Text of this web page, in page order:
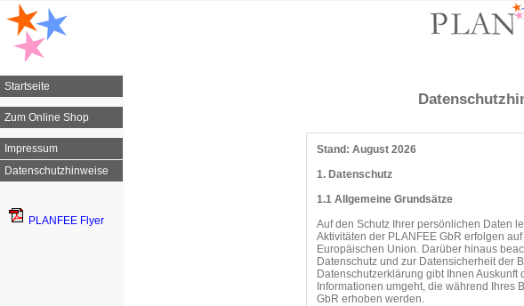
Startseite
Zum Online Shop
Impressum
Datenschutzhinweise
PLANFEE Flyer
Stand: August 2026
1. Datenschutz
1.1 Allgemeine Grundsätze
Auf den Schutz Ihrer persönlichen Daten
Aktivitäten der PLANFEE GbR erfolgen
Europäischen Union. Darüber hinaus
Datenschutz und zur Datensicherheit der
Datenschutzerklärung gibt Ihnen Auskunft
Informationen umgeht, die während Ihres
GbR erhoben werden.